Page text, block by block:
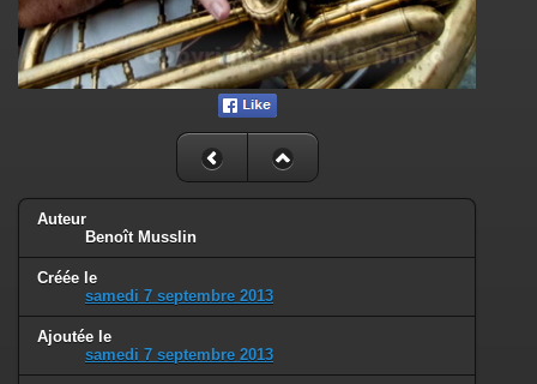
Auteur
Benoît Musslin
Créée le
samedi 7 septembre 2013
Ajoutée le
samedi 7 septembre 2013